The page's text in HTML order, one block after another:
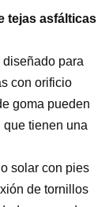
tejas asfálticas
diseñado para
con orificio
goma pueden
que tienen una
solar con pies
de tornillos